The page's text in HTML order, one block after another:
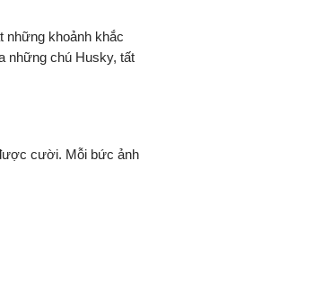
những khoảnh khắc
những chú Husky, tất
cười. Mỗi bức ảnh